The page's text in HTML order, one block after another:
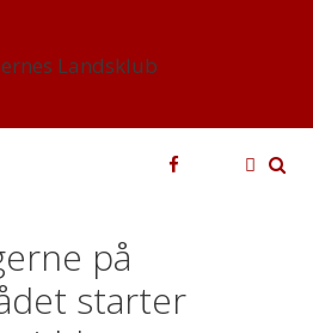
Facebook
på
starter